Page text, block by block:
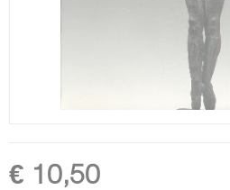
€ 10,50